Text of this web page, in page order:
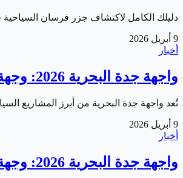
دليلك الكامل لاكتشاف جزر فرسان السياحية في 2026، أرخبيل البحر الأحمر الساحر بشواطئه الفيروزية وحياته البحرية
9 أبريل 2026
أخبار
واجهة جدة البحرية 2026: وجهة سياحية عالمية على ساحل البحر الأحمر
تُعد واجهة جدة البحرية من أبرز المشاريع السياحية التي تشهدها المملكة
9 أبريل 2026
أخبار
واجهة جدة البحرية 2026: وجهة سياحية عالمية على ساحل البحر الأحمر